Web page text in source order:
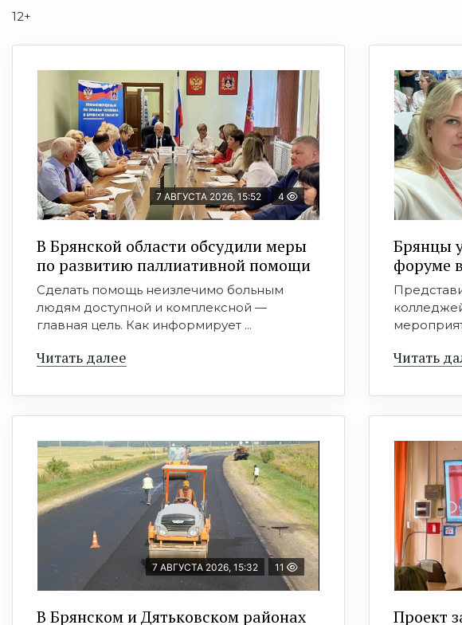
12+
7 АВГУСТА 2026, 15:52 4
В Брянской области обсудили меры
по развитию паллиативной помощи
Сделать помощь неизлечимо больным
людям доступной и комплексной —
главная цель. Как информирует ...
Читать далее
Брянцы
форуме
Читать
7 АВГУСТА 2026, 15:32 11
В Брянском и Дятьковском районах
Проект